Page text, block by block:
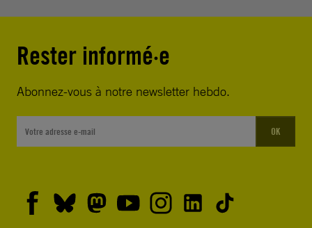
Rester informé·e
Abonnez-vous à notre newsletter hebdo.
OK